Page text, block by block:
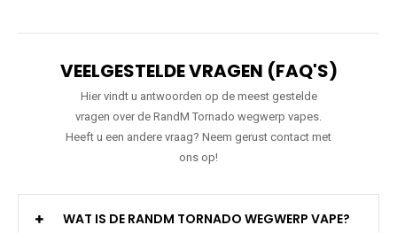
VEELGESTELDE VRAGEN (FAQ'S)
Hier vindt u antwoorden op de meest gestelde
vragen over de RandM Tornado wegwerp vapes.
Heeft u een andere vraag? Neem gerust contact met
ons op!
WAT IS DE RANDM TORNADO WEGWERP VAPE?